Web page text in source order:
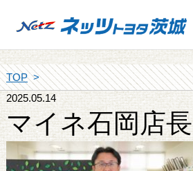
TOP
2025.05.14
マイネ石岡店長